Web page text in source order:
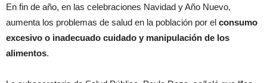
En fin de año, en las celebraciones Navidad y Año Nuevo,
aumenta los problemas de salud en la población por el consumo
excesivo o inadecuado cuidado y manipulación de los
alimentos.